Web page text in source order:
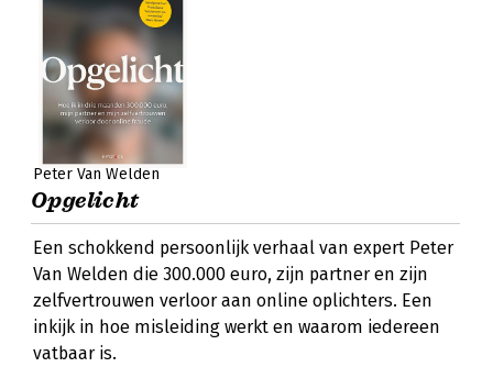
Peter Van Welden
Opgelicht
Een schokkend persoonlijk verhaal van expert Peter
Van Welden die 300.000 euro, zijn partner en zijn
zelfvertrouwen verloor aan online oplichters. Een
inkijk in hoe misleiding werkt en waarom iedereen
vatbaar is.